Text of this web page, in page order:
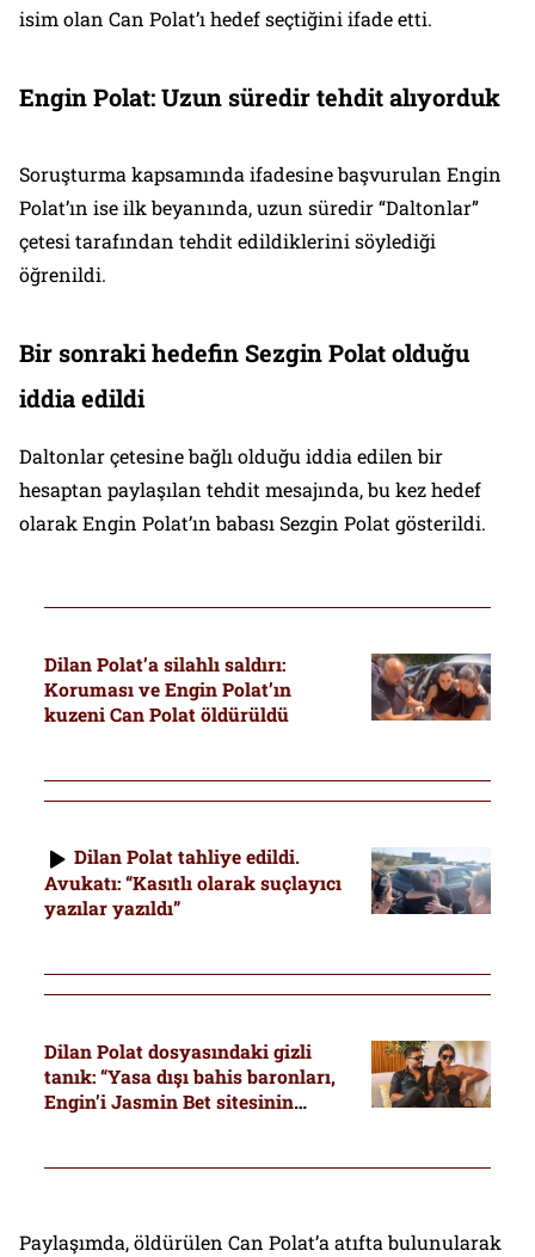
isim olan Can Polat’ı hedef seçtiğini ifade etti.
Engin Polat: Uzun süredir tehdit alıyorduk
Soruşturma kapsamında ifadesine başvurulan Engin
Polat’ın ise ilk beyanında, uzun süredir “Daltonlar”
çetesi tarafından tehdit edildiklerini söylediği
öğrenildi.
Bir sonraki hedefin Sezgin Polat olduğu
iddia edildi
Daltonlar çetesine bağlı olduğu iddia edilen bir
hesaptan paylaşılan tehdit mesajında, bu kez hedef
olarak Engin Polat’ın babası Sezgin Polat gösterildi.
Dilan Polat’a silahlı saldırı:
Koruması ve Engin Polat’ın
kuzeni Can Polat öldürüldü
Dilan Polat tahliye edildi.
Avukatı: “Kasıtlı olarak suçlayıcı
yazılar yazıldı”
Dilan Polat dosyasındaki gizli
tanık: “Yasa dışı bahis baronları,
Engin’i Jasmin Bet sitesinin
Paylaşımda, öldürülen Can Polat’a atıfta bulunularak